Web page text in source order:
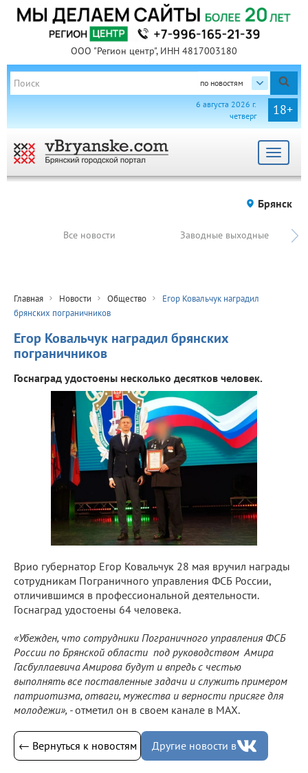
ООО "Регион центр", ИНН 4817003180
по новостям
18+
6 августа 2026 г.
четверг
Toggle
Брянск
Все новости Заводные выходные
Главная Новости Общество
Егор Ковальчук наградил
брянских пограничников
Егор Ковальчук наградил брянских
пограничников
Госнаград удостоены несколько десятков человек.
Врио губернатор Егор Ковальчук 28 мая вручил награды
сотрудникам Пограничного управления ФСБ России,
отличившимся в профессиональной деятельности.
Госнаград удостоены 64 человека.
«Убежден, что сотрудники Пограничного управления ФСБ
России по Брянской области под руководством Амира
Гасбуллаевича Амирова будут и впредь с честью
выполнять все поставленные задачи и служить примером
патриотизма, отваги, мужества и верности присяге для
молодежи», -отметил он в своем канале в МАХ.
← Вернуться к новостям Другие новости в